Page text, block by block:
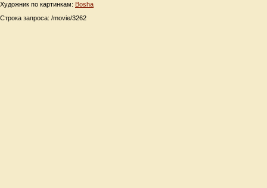
Художник по картинкам: Bosha
Строка запроса: /movie/3262